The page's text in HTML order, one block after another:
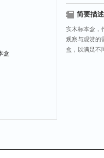
简要描述
实木标本盒，
观察与观赏的
盒，以满足不